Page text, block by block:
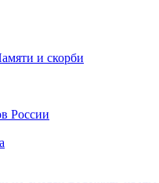
и скорби
России